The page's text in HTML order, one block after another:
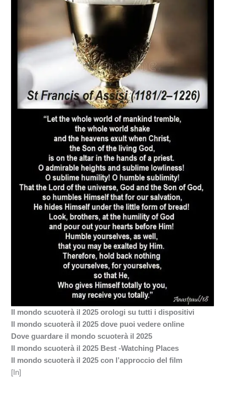
Il mondo scuoterà il 2025 orologi su tutti i dispositivi
Il mondo scuoterà il 2025 dove puoi vedere online
Dove guardare il mondo scuoterà il 2025
Il mondo scuoterà il 2025 Best -Watching Places
Il mondo scuoterà il 2025 con l’approccio del film
[In]